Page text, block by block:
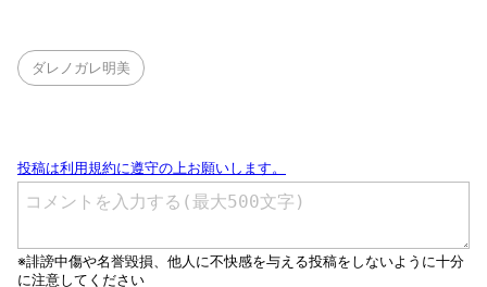
ダレノガレ明美